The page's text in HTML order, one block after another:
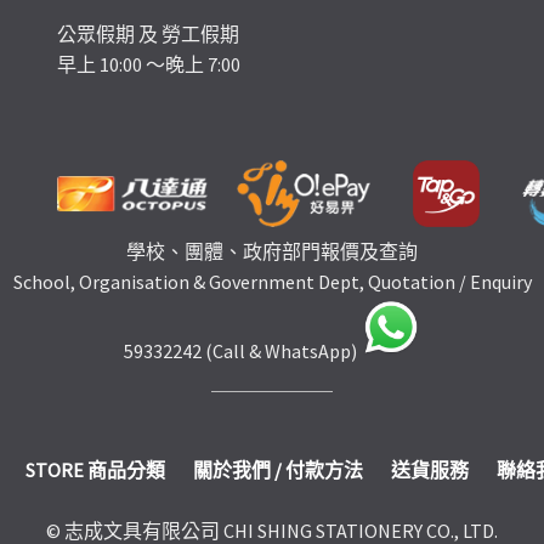
公眾假期 及 勞工假期
早上 10:00 ～晚上 7:00
學校、團體、政府部門報價及查詢
School, Organisation & Government Dept, Quotation / Enquiry
59332242 (Call & WhatsApp)
STORE 商品分類 關於我們 / 付款方法 送貨服務 聯絡
© 志成文具有限公司 CHI SHING STATIONERY CO., LTD.